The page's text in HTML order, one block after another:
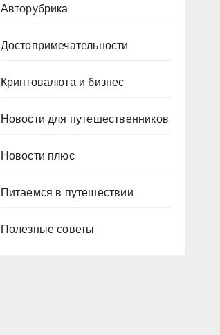
Авторубрика
Достопримечательности
Криптовалюта и бизнес
Новости для путешественников
Новости плюс
Питаемся в путешествии
Полезные советы